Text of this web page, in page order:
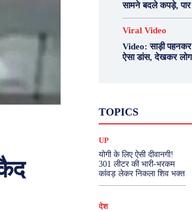
सामने बदले कपड़े, पार
Viral Video
Video: साड़ी पहनकर
ऐसा डांस, देखकर लोग
TOPICS
मनोरंजन
UP
योगी के लिए ऐसी दीवानगी!
301 लीटर की भारी-भरकम
कांवड़ लेकर निकला शिव भक्त
देश